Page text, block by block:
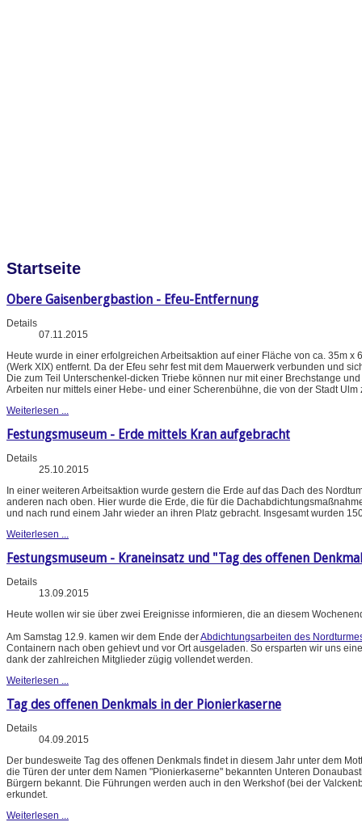
Startseite
Obere Gaisenbergbastion - Efeu-Entfernung
Details
07.11.2015
Heute wurde in einer erfolgreichen Arbeitsaktion auf einer Fläche von ca. 35m
(Werk XIX) entfernt. Da der Efeu sehr fest mit dem Mauerwerk verbunden und
Die zum Teil Unterschenkel-dicken Triebe können nur mit einer Brechstange
Arbeiten nur mittels einer Hebe- und einer Scherenbühne, die von der Stadt
Weiterlesen ...
Festungsmuseum - Erde mittels Kran aufgebracht
Details
25.10.2015
In einer weiteren Arbeitsaktion wurde gestern die Erde auf das Dach des
anderen nach oben. Hier wurde die Erde, die für die
und nach rund einem Jahr wieder an ihren Platz gebracht. Insgesamt wurden
Weiterlesen ...
Festungsmuseum - Kraneinsatz und "Tag des offenen
Details
13.09.2015
Heute wollen wir sie über zwei Ereignisse informieren, die an diesem
Am Samstag 12.9. kamen wir dem Ende derAbdichtungsarbeiten des
Containern nach oben gehievt und vor Ort ausgeladen. So ersparten wir uns
dank der zahlreichen Mitglieder zügig vollendet werden.
Weiterlesen ...
Tag des offenen Denkmals in der Pionierkaserne
Details
04.09.2015
Der bundesweite Tag des offenen Denkmals findet in diesem Jahr unter dem
die Türen der unter dem Namen "Pionierkaserne" bekannten Unteren
Bürgern bekannt. Die Führungen werden auch in den Werkshof (bei der
erkundet.
Weiterlesen ...